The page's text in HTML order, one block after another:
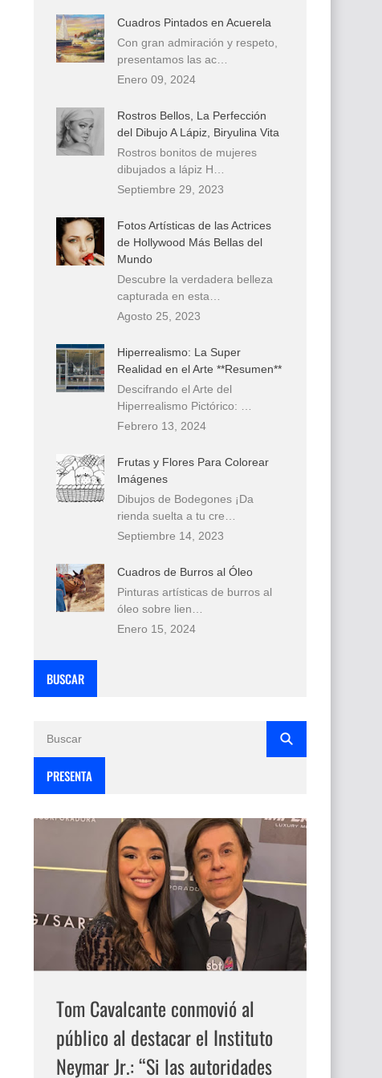
Cuadros Pintados en Acuerela
Con gran admiración y respeto,
presentamos las ac…
Enero 09, 2024
Rostros Bellos, La Perfección
del Dibujo A Lápiz, Biryulina Vita
Rostros bonitos de mujeres
dibujados a lápiz H…
Septiembre 29, 2023
Fotos Artísticas de las Actrices
de Hollywood Más Bellas del
Mundo
Descubre la verdadera belleza
capturada en esta…
Agosto 25, 2023
Hiperrealismo: La Super
Realidad en el Arte **Resumen**
Descifrando el Arte del
Hiperrealismo Pictórico: …
Febrero 13, 2024
Frutas y Flores Para Colorear
Imágenes
Dibujos de Bodegones ¡Da
rienda suelta a tu cre…
Septiembre 14, 2023
Cuadros de Burros al Óleo
Pinturas artísticas de burros al
óleo sobre lien…
Enero 15, 2024
BUSCAR
PRESENTA
Tom Cavalcante conmovió al
público al destacar el Instituto
Neymar Jr.: “Si las autoridades